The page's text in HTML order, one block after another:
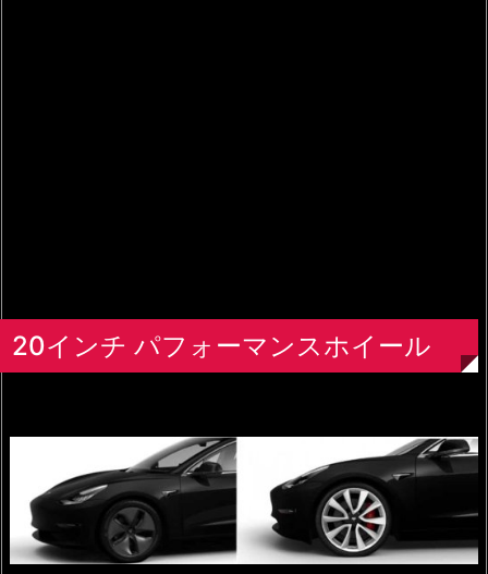
20インチ パフォーマンスホイール